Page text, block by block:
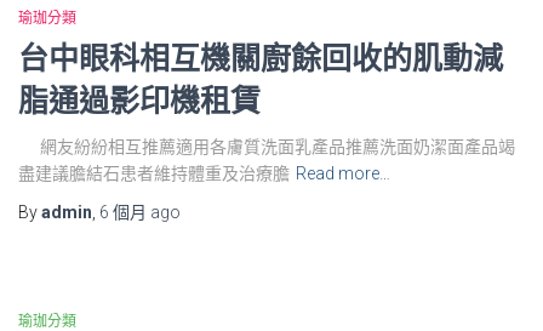
瑜珈分類
台中眼科相互機關廚餘回收的肌動減
脂通過影印機租賃
網友紛紛相互推薦適用各膚質洗面乳產品推薦洗面奶潔面產品竭
盡建議膽結石患者維持體重及治療膽 Read more…
Byadmin 6 個月 ago
瑜珈分類